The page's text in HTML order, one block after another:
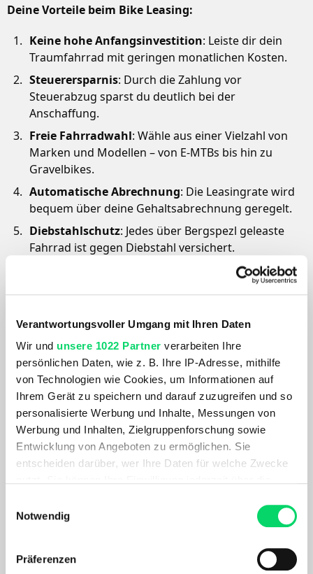
Verantwortungsvoller Umgang mit Ihren Daten
Wir und unsere 1022 Partner verarbeiten Ihre
persönlichen Daten, wie z. B. Ihre IP-Adresse, mithilfe
von Technologien wie Cookies, um Informationen auf
Ihrem Gerät zu speichern und darauf zuzugreifen und so
personalisierte Werbung und Inhalte, Messungen von
Werbung und Inhalten, Zielgruppenforschung sowie
Entwicklung von Angeboten zu ermöglichen. Sie
entscheiden darüber, wer Ihre Daten für welche Zwecke
Trigger Symbol ändern oder widerrufen
Informationen über Ihre geografische Lage
Notwendig
Präferenzen
Deine Vorteile beim Bike Leasing:
Keine hohe Anfangsinvestition: Leiste dir dein
Traumfahrrad mit geringen monatlichen Kosten.
Steuerersparnis: Durch die Zahlung vor
Steuerabzug sparst du deutlich bei der
Anschaffung.
Freie Fahrradwahl: Wähle aus einer Vielzahl von
Marken und Modellen – von E-MTBs bis hin zu
Gravelbikes.
Automatische Abrechnung: Die Leasingrate wird
bequem über deine Gehaltsabrechnung geregelt.
Diebstahlschutz: Jedes über Bergspezl geleaste
Fahrrad ist gegen Diebstahl versichert.
: Am Ende der Leasingdauer
kannst du das Fahrrad zu einem reduzierten Betrag
entscheiden.
Umweltfreundlich und gesund: Fördere deine
Gesundheit und schütze die Umwelt, indem du
häufiger Rad fährst.
Wie funktioniert das Bike Leasing bei Bergspezl?
Registrierung durch den Arbeitgeber : Dein
Arbeitgeber muss sich für einen unserer
Leasingpartner entscheiden und einen
Auswahl des Fahrrads
: Bei Bergspezl beraten wir
dich umfassend und helfen dir, das perfekte Bike für
Vertragsabschluss und Fahrradabholung: Nach